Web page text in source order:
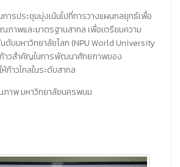
ารประชุมมุ่งเน้นไปที่การวางแผนกลยุทธ์เพื่อ
ภาพและมาตรฐานสากล เพื่อเตรียมความ
บมหาวิทยาลัยโลก (NPU World University
าวสำคัญในการพัฒนาศักยภาพของ
ก้าวไกลในระดับสากล
าพ มหาวิทยาลัยนครพนม